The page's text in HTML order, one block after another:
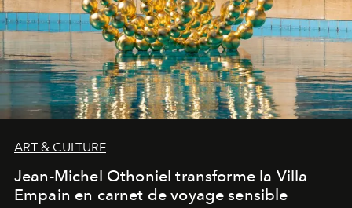
ART & CULTURE
Jean-Michel Othoniel transforme la Villa
Empain en carnet de voyage sensible